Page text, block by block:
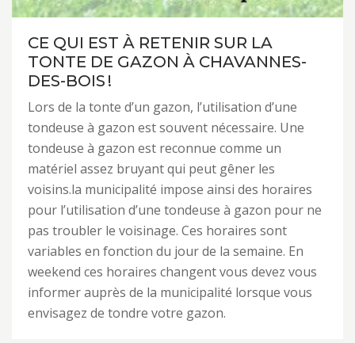
CE QUI EST À RETENIR SUR LA
TONTE DE GAZON À CHAVANNES-
DES-BOIS !
Lors de la tonte d’un gazon, l’utilisation d’une
tondeuse à gazon est souvent nécessaire. Une
tondeuse à gazon est reconnue comme un
matériel assez bruyant qui peut gêner les
voisins.la municipalité impose ainsi des horaires
pour l’utilisation d’une tondeuse à gazon pour ne
pas troubler le voisinage. Ces horaires sont
variables en fonction du jour de la semaine. En
weekend ces horaires changent vous devez vous
informer auprès de la municipalité lorsque vous
envisagez de tondre votre gazon.